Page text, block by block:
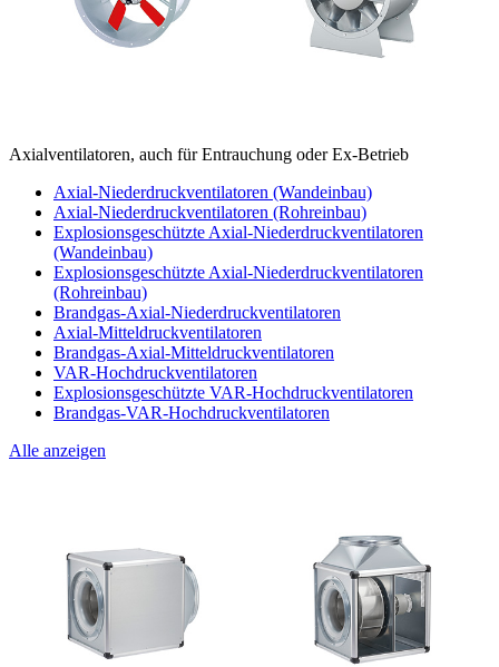
Axialventilatoren, auch für Entrauchung oder Ex-Betrieb
Axial-Niederdruckventilatoren (Wandeinbau)
Axial-Niederdruckventilatoren (Rohreinbau)
Explosionsgeschützte Axial-Niederdruckventilatoren
(Wandeinbau)
Explosionsgeschützte Axial-Niederdruckventilatoren
(Rohreinbau)
Brandgas-Axial-Niederdruckventilatoren
Axial-Mitteldruckventilatoren
Brandgas-Axial-Mitteldruckventilatoren
VAR-Hochdruckventilatoren
Explosionsgeschützte VAR-Hochdruckventilatoren
Brandgas-VAR-Hochdruckventilatoren
Alle anzeigen